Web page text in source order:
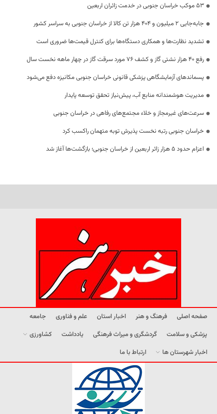
53 موکب خراسان جنوبی در خدمت زائران اربعین
جابه‌جایی 2 میلیون و 404 هزار تن کالا از خراسان جنوبی به سراسر کشور
تشدید نظارت‌ها و همکاری دستگاه‌ها برای کنترل قیمت‌ها ضروری است
رفع 40 هزار نشتی گاز و کشف 76 مورد سرقت گاز در چهار ماهه نخست سال
پسماندهای آزمایشگاهی پزشکی قانونی خراسان جنوبی مکانیزه دفع می‌شود
مدیریت هوشمندانه منابع آب، پیش‌نیاز تحقق توسعه پایدار
سرعت‌های غیرمجاز و خلاء مجتمع‌های رفاهی در خراسان جنوبی
خراسان جنوبی رتبه نخست پذیرش توبه متهمان راکسب کرد
اعزام حدود 5 هزار زائر اربعین از خراسان جنوبی؛ بازگشت‌ها آغاز شد
صفحه اصلی فرهنگ و هنر اخبار استان علم و فناوری
جامعه
پزشکی و سلامت
گردشگری و میراث فرهنگی یادداشت
کشاورزی
اخبار شهرستان ها
ارتباط با ما